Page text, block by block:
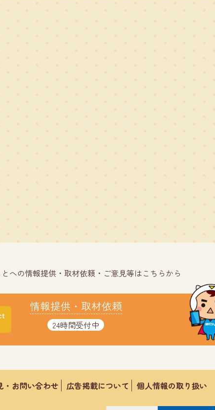
への情報提供・取材依頼・ご意見等はこちらから
情報提供・取材依頼
24時間受付中
・お問い合わせ 広告掲載について 個人情報の取り扱い